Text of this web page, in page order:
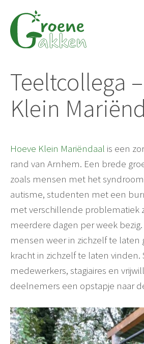
naar
Teeltcollega
Klein
Hoeve Klein Mariëndaal is een
rand van Arnhem. Een brede
zoals mensen met het
autisme, studenten met een
met verschillende problematiek
meerdere dagen per week
mensen weer in zichzelf te laten
kracht in zichzelf te laten
medewerkers, stagiaires en
deelnemers een opstapje naar